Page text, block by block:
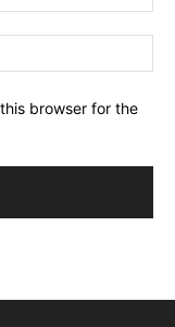
browser for the